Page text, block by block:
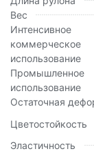
Вес
Интенсивное
коммерческое
использование
Промышленное
использование
Остаточная
Цветостойкость
Эластичность